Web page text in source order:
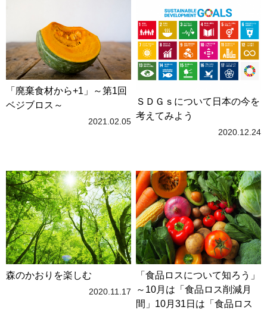
「廃棄食材から+1」～第1回
ベジブロス～
2021.02.05
ＳＤＧｓについて日本の今を
考えてみよう
2020.12.24
森のかおりを楽しむ
2020.11.17
「食品ロスについて知ろう」
～10月は「食品ロス削減月
間」10月31日は「食品ロス